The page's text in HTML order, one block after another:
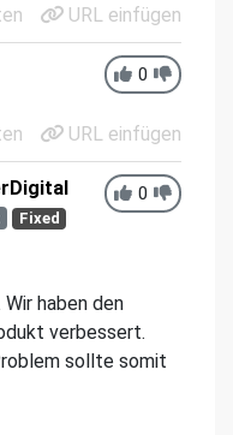
URL einfügen
0
URL einfügen
0
Fixed
haben den
verbessert.
sollte somit